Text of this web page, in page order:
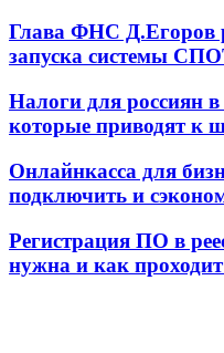
Глава ФНС Д.Егоров
запуска системы
Налоги для россиян
которые приводят к
Онлайнкасса для
подключить и
Регистрация ПО в
нужна и как